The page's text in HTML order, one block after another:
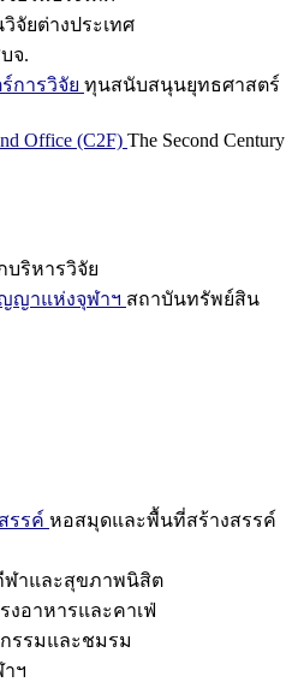
จัยต่างประเทศ
จ.
การวิจัย ทุนสนับสนุนยุทธศาสตร์
Office (C2F) The Second Century
บริหารวิจัย
ญาแห่งจุฬาฯ สถาบันทรัพย์สิน
รรค์ หอสมุดและพื้นที่สร้างสรรค์
ฬาและสุขภาพนิสิต
งอาหารและคาเฟ่
รรมและชมรม
ฯ